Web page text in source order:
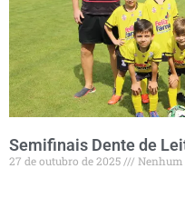
Semifinais Dente de
27 de outubro de 2025